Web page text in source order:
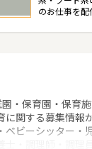
のお仕事を配
・保育園・保育
関する募集情報
ビーシッター